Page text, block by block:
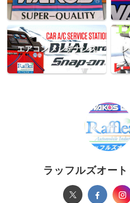
エアコン メンテナンス
ラッフルズオート